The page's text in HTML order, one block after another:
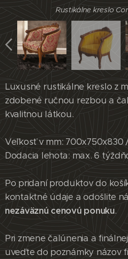
Rustikálne kreslo
Rustikálne kreslo
Luxusné rustikálne kreslo z
zdobené ručnou rezbou a
kvalitnou látkou.
Veľkosť v mm: 700x750x830
Dodacia lehota: max. 6
Po pridaní produktov do
kontaktné údaje a odošlite
nezáväznú cenovú ponuku.
Pri zmene čalúnenia a
uveďte do poznámky názov